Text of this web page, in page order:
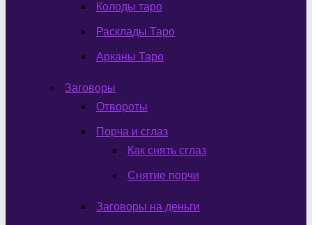
Колоды таро
Расклады Таро
Арканы Таро
Заговоры
Отвороты
Порча и сглаз
Как снять сглаз
Снятие порчи
Заговоры на деньги